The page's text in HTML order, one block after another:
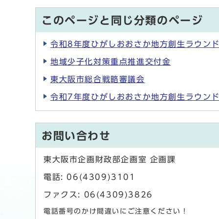
このページと同じ分類のページ
令和8年度ひがしおおさか地方創生ラウン
地域少子化対策重点推進交付金
東大阪市総合戦略審議会
令和7年度ひがしおおさか地方創生ラウン
お問い合わせ
東大阪市企画財政部企画室 企画課
電話: 06(4309)3101
ファクス: 06(4309)3826
電話番号のかけ間違いにご注意ください！